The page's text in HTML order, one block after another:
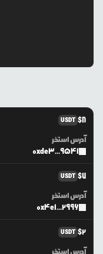
USDT $8
آدرس استخر
0xde3...9541
USDT $7
آدرس استخر
0x4e1...2996
USDT $2
آدرس استخر